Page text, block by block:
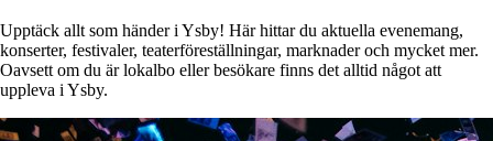
Upptäck allt som händer i Ysby! Här hittar du aktuella evenemang,
konserter, festivaler, teaterföreställningar, marknader och mycket mer.
Oavsett om du är lokalbo eller besökare finns det alltid något att
uppleva i Ysby.